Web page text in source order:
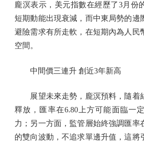
龐溟表示，美元指數在經歷了3月份
短期動能出現衰減，而中東局勢的邊
避險需求有所走軟，在短期內為人民
空間。
中間價三連升 創近3年新高
展望未來走勢，龐溟預料，隨着
釋放，匯率在6.80上方可能面臨一
力；另一方面，監管層始終強調匯率
的雙向波動，不追求單邊升值，這將